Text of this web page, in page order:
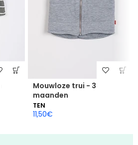
Mouwloze trui - 3
maanden
TEN
11,50€